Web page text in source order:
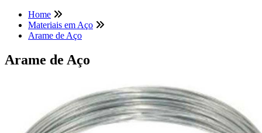
Home
Materiais em Aço
Arame de Aço
Arame de Aço